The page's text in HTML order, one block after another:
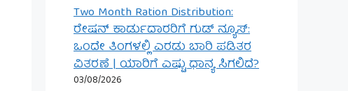
Two Month Ration Distribution:
ರೇಷನ್ ಕಾರ್ಡುದಾರರಿಗೆ ಗುಡ್ ನ್ಯೂಸ್:
ಒಂದೇ ತಿಂಗಳಲ್ಲಿ ಎರಡು ಬಾರಿ ಪಡಿತರ
ವಿತರಣೆ | ಯಾರಿಗೆ ಎಷ್ಟು ಧಾನ್ಯ ಸಿಗಲಿದೆ?
03/08/2026